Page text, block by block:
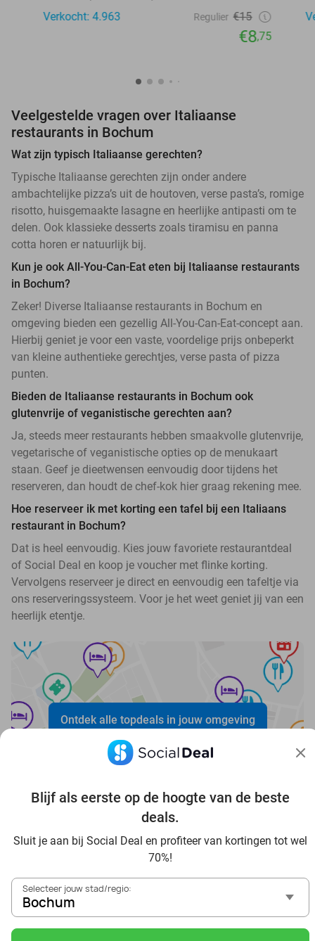
Blijf als eerste op de hoogte van de beste
deals.
Sluit je aan bij Social Deal en profiteer van kortingen tot wel
70%!
Selecteer jouw stad/regio:
Bochum
Verkocht: 4.963
Regulier €15
€8,75
Veelgestelde vragen over Italiaanse
restaurants in Bochum
Wat zijn typisch Italiaanse gerechten?
Typische Italiaanse gerechten zijn onder andere
ambachtelijke pizza’s uit de houtoven, verse pasta’s, romige
risotto, huisgemaakte lasagne en heerlijke antipasti om te
delen. Ook klassieke desserts zoals tiramisu en panna
cotta horen er natuurlijk bij.
Kun je ook All-You-Can-Eat eten bij Italiaanse restaurants
in Bochum?
Zeker! Diverse Italiaanse restaurants in Bochum en
omgeving bieden een gezellig All-You-Can-Eat-concept aan.
Hierbij geniet je voor een vaste, voordelige prijs onbeperkt
van kleine authentieke gerechtjes, verse pasta of pizza
punten.
Bieden de Italiaanse restaurants in Bochum ook
glutenvrije of veganistische gerechten aan?
Ja, steeds meer restaurants hebben smaakvolle glutenvrije,
vegetarische of veganistische opties op de menukaart
staan. Geef je dieetwensen eenvoudig door tijdens het
reserveren, dan houdt de chef-kok hier graag rekening mee.
Hoe reserveer ik met korting een tafel bij een Italiaans
restaurant in Bochum?
Dat is heel eenvoudig. Kies jouw favoriete restaurantdeal
of Social Deal en koop je voucher met flinke korting.
Vervolgens reserveer je direct en eenvoudig een tafeltje via
ons reserveringssysteem. Voor je het weet geniet jij van een
heerlijk etentje.
Ontdek alle topdeals in jouw omgeving
Voordelig genieten in Bochum: haal deal-inspiratie uit
In die Sauna in Bochum und Umgebung
Tagesausflug zum Movie Park Germany mit Rabatt, von
Bochum aus
Frühstück & Mittagessen in Bochum